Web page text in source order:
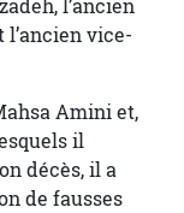
l’ancien
vice-
Amini et,
il
décès, il a
de fausses